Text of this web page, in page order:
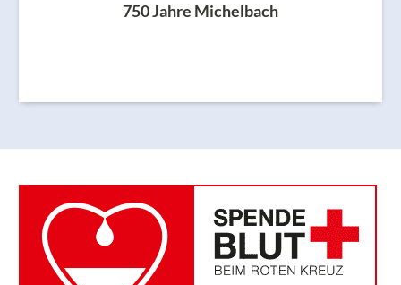
750 Jahre Michelbach